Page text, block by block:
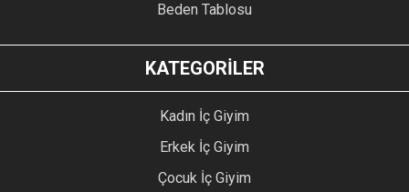
Beden Tablosu
KATEGORİLER
Kadın İç Giyim
Erkek İç Giyim
Çocuk İç Giyim